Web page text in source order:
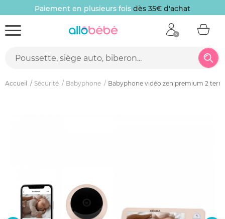
Paiement en plusieurs fois dès 35€ d'achat
Accueil Sécurité Babyphone Babyphone vidéo zen premium 2